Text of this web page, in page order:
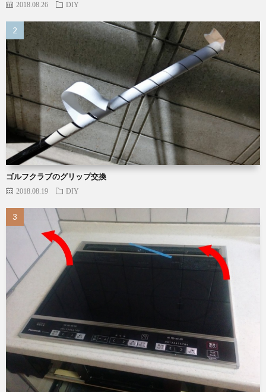
2018.08.26 DIY
ゴルフクラブのグリップ交換
2018.08.19 DIY